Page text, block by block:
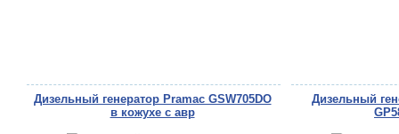
Дизельный генератор Pramac GSW705DO
в кожухе с авр
Дизельный